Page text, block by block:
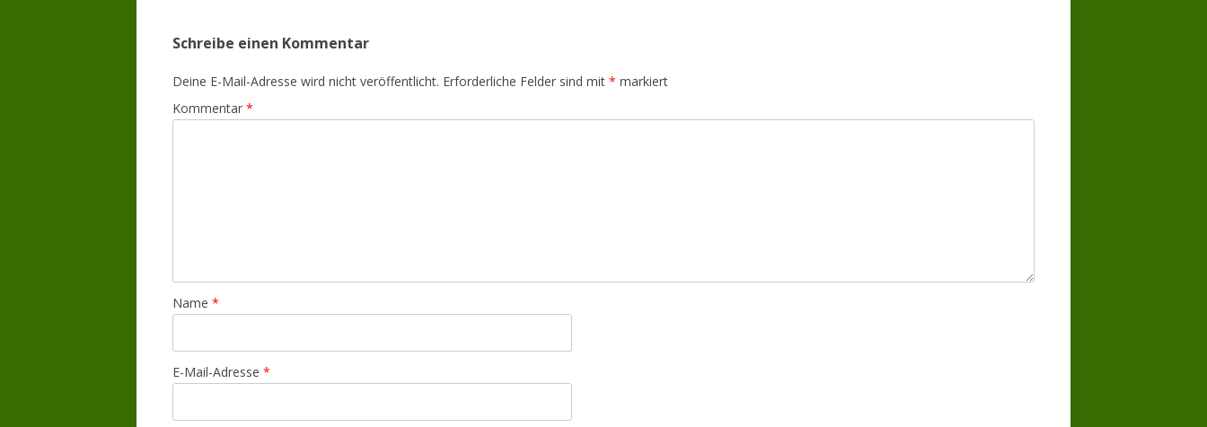
Schreibe einen Kommentar
Deine E-Mail-Adresse wird nicht veröffentlicht. Erforderliche Felder sind mit * markiert
Kommentar *
Name *
E-Mail-Adresse *